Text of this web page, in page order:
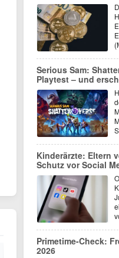
Serious Sam:
Playtest – und
Kinderärzte: Eltern
Schutz vor Social
Primetime-Check:
2026